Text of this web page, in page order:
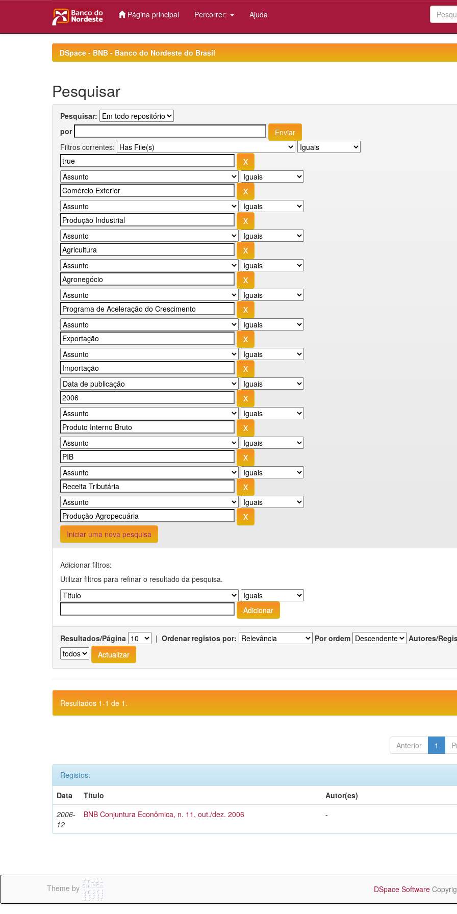
Página principal Percorrer: Ajuda
DSpace - BNB - Banco do Nordeste do Brasil
Pesquisar
Pesquisar:
por
Filtros correntes:
Iniciar uma nova pesquisa
Adicionar filtros:
Utilizar filtros para refinar o resultado da pesquisa.
Resultados/Página | Ordenar registos por: Por ordem Autores/
Resultados 1-1 de 1.
Anterior 1
Registos:
Data
Título
Autor(es)
2006-
12
BNB Conjuntura Econômica, n. 11, out./dez. 2006 -
Theme by DSpace Software